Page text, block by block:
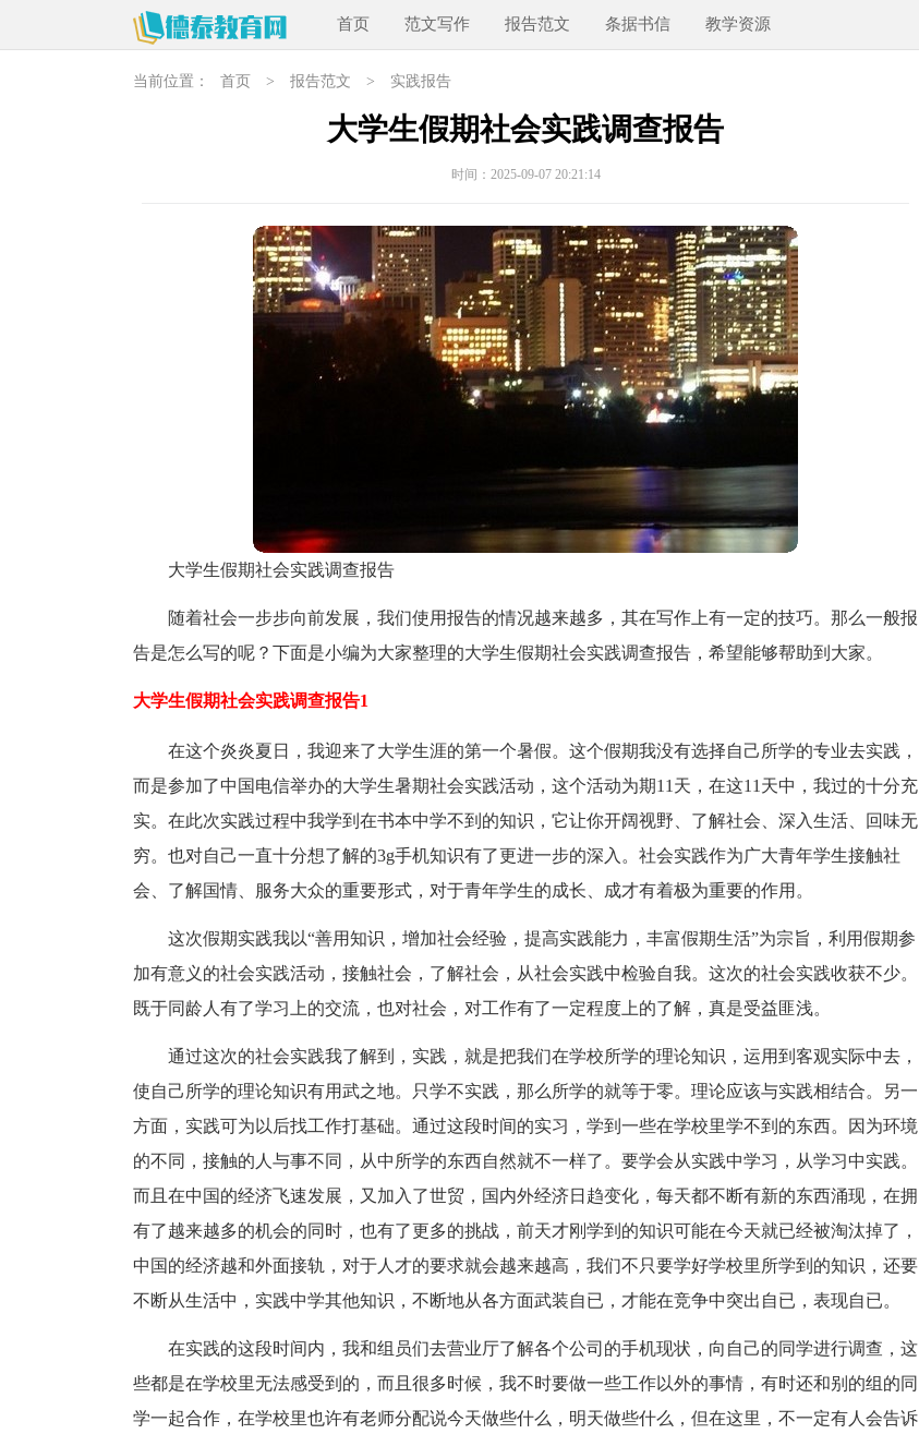
首页 范文写作 报告范文 条据书信 教学资源
当前位置： 首页 > 报告范文 > 实践报告
大学生假期社会实践调查报告
时间：2025-09-07 20:21:14
大学生假期社会实践调查报告
随着社会一步步向前发展，我们使用报告的情况越来越多，其在写作上有一定的技巧。那么一般报
告是怎么写的呢？下面是小编为大家整理的大学生假期社会实践调查报告，希望能够帮助到大家。
大学生假期社会实践调查报告1
在这个炎炎夏日，我迎来了大学生涯的第一个暑假。这个假期我没有选择自己所学的专业去实践，
而是参加了中国电信举办的大学生暑期社会实践活动，这个活动为期11天，在这11天中，我过的十分充
实。在此次实践过程中我学到在书本中学不到的知识，它让你开阔视野、了解社会、深入生活、回味无
穷。也对自己一直十分想了解的3g手机知识有了更进一步的深入。社会实践作为广大青年学生接触社
会、了解国情、服务大众的重要形式，对于青年学生的成长、成才有着极为重要的作用。
这次假期实践我以“善用知识，增加社会经验，提高实践能力，丰富假期生活”为宗旨，利用假期参
加有意义的社会实践活动，接触社会，了解社会，从社会实践中检验自我。这次的社会实践收获不少。
既于同龄人有了学习上的交流，也对社会，对工作有了一定程度上的了解，真是受益匪浅。
通过这次的社会实践我了解到，实践，就是把我们在学校所学的理论知识，运用到客观实际中去，
使自己所学的理论知识有用武之地。只学不实践，那么所学的就等于零。理论应该与实践相结合。另一
方面，实践可为以后找工作打基础。通过这段时间的实习，学到一些在学校里学不到的东西。因为环境
的不同，接触的人与事不同，从中所学的东西自然就不一样了。要学会从实践中学习，从学习中实践。
而且在中国的经济飞速发展，又加入了世贸，国内外经济日趋变化，每天都不断有新的东西涌现，在拥
有了越来越多的机会的同时，也有了更多的挑战，前天才刚学到的知识可能在今天就已经被淘汰掉了，
中国的经济越和外面接轨，对于人才的要求就会越来越高，我们不只要学好学校里所学到的知识，还要
不断从生活中，实践中学其他知识，不断地从各方面武装自已，才能在竞争中突出自已，表现自已。
在实践的这段时间内，我和组员们去营业厅了解各个公司的手机现状，向自己的同学进行调查，这
些都是在学校里无法感受到的，而且很多时候，我不时要做一些工作以外的事情，有时还和别的组的同
学一起合作，在学校里也许有老师分配说今天做些什么，明天做些什么，但在这里，不一定有人会告诉